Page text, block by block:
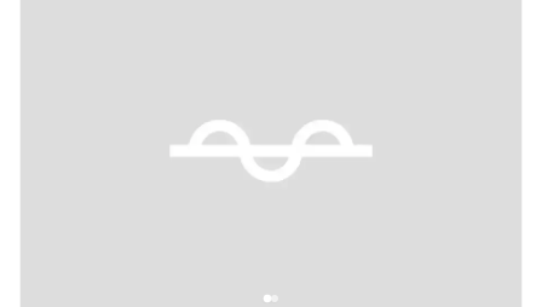
Previous slide